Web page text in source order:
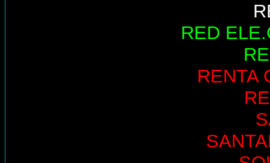
RED
RENTA